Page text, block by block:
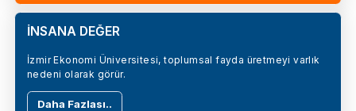
İNSANA DEĞER
İzmir Ekonomi Üniversitesi, toplumsal fayda üretmeyi varlık
nedeni olarak görür.
Daha Fazlası..